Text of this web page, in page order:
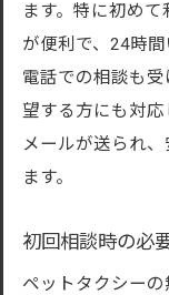
ます。特に初め
が便利で、24時
電話での相談も
望する方にも対
メールが送られ
ます。
初回相談時の必
ペットタクシー